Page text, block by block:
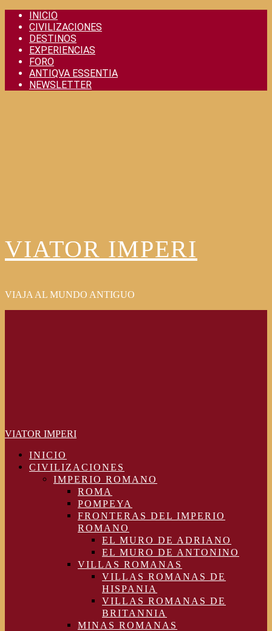
Skip
content
INICIO
CIVILIZACIONES
DESTINOS
EXPERIENCIAS
FORO
ANTIQVA ESSENTIA
NEWSLETTER
VIATOR IMPERI
VIAJA AL MUNDO ANTIGUO
VIATOR IMPERI
INICIO
CIVILIZACIONES
IMPERIO ROMANO
ROMA
POMPEYA
FRONTERAS DEL IMPERIO
ROMANO
EL MURO DE ADRIANO
EL MURO DE ANTONINO
VILLAS ROMANAS
VILLAS ROMANAS DE
HISPANIA
VILLAS ROMANAS DE
BRITANNIA
MINAS ROMANAS